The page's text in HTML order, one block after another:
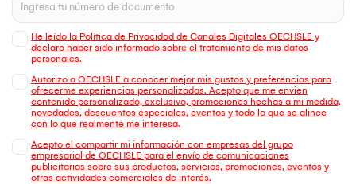
He leído la Política de Privacidad de Canales Digitales OECHSLE y
declaro haber sido informado sobre el tratamiento de mis datos
personales.
Autorizo a OECHSLE a conocer mejor mis gustos y preferencias para
ofrecerme experiencias personalizadas. Acepto que me envien
contenido personalizado, exclusivo, promociones hechas a mi medida,
novedades, descuentos especiales, eventos y todo lo que se alinee
con lo que realmente me interesa.
Acepto el compartir mi información con empresas del grupo
empresarial de OECHSLE para el envío de comunicaciones
publicitarias sobre sus productos, servicios, promociones, eventos y
otras actividades comerciales de interés.